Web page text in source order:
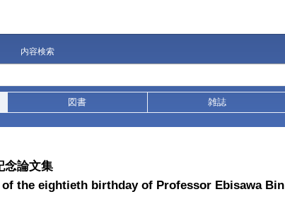
内容検索
図書 雑誌
念論文集
the eightieth birthday of Professor Ebisawa Bin